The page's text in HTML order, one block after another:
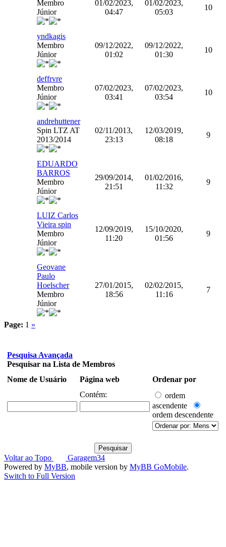
Membro
Júnior
01/02/2023,
04:47
01/02/2023,
05:03
10
yndkagis
Membro
Júnior
09/12/2022,
01:02
09/12/2022,
01:30
10
deffrvre
Membro
Júnior
07/02/2023,
03:41
07/02/2023,
03:54
10
andrehuttener
Spin LTZ AT
2013/2014
02/11/2013,
23:13
12/03/2019,
08:18
9
EDUARDO
BARROS
Membro
Júnior
29/09/2014,
21:51
01/02/2016,
11:32
9
LUIZ Carlos
Vieira spin
Membro
Júnior
12/09/2019,
11:20
15/10/2020,
01:56
9
Geovane
Paulo
Hoelscher
Membro
Júnior
27/01/2015,
18:56
02/02/2015,
11:16
7
Page: 1 »
Pesquisa Avançada
Pesquisar na Lista de Membros
Nome de Usuário
Página web
Ordenar por
Contém:
ordem
ascendente
ordem descendente
Voltar ao Topo
Garagem34
Powered by MyBB, mobile version by MyBB GoMobile.
Switch to Full Version